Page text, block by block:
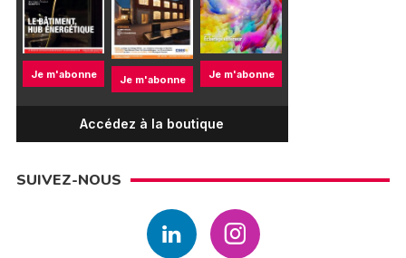
Je m'abonne Je m'abonne Je m'abonne
Accédez à la boutique
SUIVEZ-NOUS